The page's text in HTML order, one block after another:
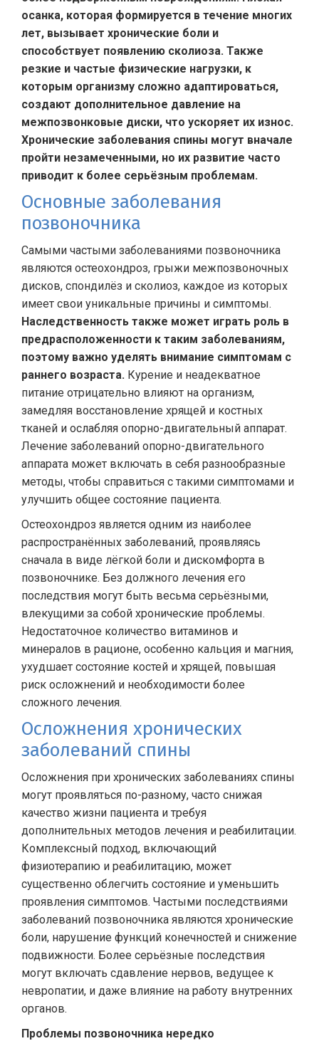
осанка, которая формируется в течение многих
лет, вызывает хронические боли и
способствует появлению сколиоза. Также
резкие и частые физические нагрузки, к
которым организму сложно адаптироваться,
создают дополнительное давление на
межпозвонковые диски, что ускоряет их износ.
Хронические заболевания спины могут вначале
пройти незамеченными, но их развитие часто
приводит к более серьёзным проблемам.
Основные заболевания
позвоночника
Самыми частыми заболеваниями позвоночника
являются остеохондроз, грыжи межпозвоночных
дисков, спондилёз и сколиоз, каждое из которых
имеет свои уникальные причины и симптомы.
Наследственность также может играть роль в
предрасположенности к таким заболеваниям,
поэтому важно уделять внимание симптомам с
раннего возраста. Курение и неадекватное
питание отрицательно влияют на организм,
замедляя восстановление хрящей и костных
тканей и ослабляя опорно-двигательный аппарат.
Лечение заболеваний опорно-двигательного
аппарата может включать в себя разнообразные
методы, чтобы справиться с такими симптомами и
улучшить общее состояние пациента.
Остеохондроз является одним из наиболее
распространённых заболеваний, проявляясь
сначала в виде лёгкой боли и дискомфорта в
позвоночнике. Без должного лечения его
последствия могут быть весьма серьёзными,
влекущими за собой хронические проблемы.
Недостаточное количество витаминов и
минералов в рационе, особенно кальция и магния,
ухудшает состояние костей и хрящей, повышая
риск осложнений и необходимости более
сложного лечения.
Осложнения хронических
заболеваний спины
Осложнения при хронических заболеваниях спины
могут проявляться по-разному, часто снижая
качество жизни пациента и требуя
дополнительных методов лечения и реабилитации.
Комплексный подход, включающий
физиотерапию и реабилитацию, может
существенно облегчить состояние и уменьшить
проявления симптомов. Частыми последствиями
заболеваний позвоночника являются хронические
боли, нарушение функций конечностей и снижение
подвижности. Более серьёзные последствия
могут включать сдавление нервов, ведущее к
невропатии, и даже влияние на работу внутренних
органов.
Проблемы позвоночника нередко